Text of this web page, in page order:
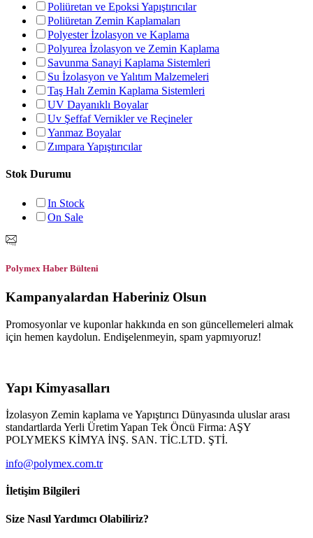
Poliüretan ve Epoksi Yapıştırıcılar
Poliüretan Zemin Kaplamaları
Polyester İzolasyon ve Kaplama
Polyurea İzolasyon ve Zemin Kaplama
Savunma Sanayi Kaplama Sistemleri
Su İzolasyon ve Yalıtım Malzemeleri
Taş Halı Zemin Kaplama Sistemleri
UV Dayanıklı Boyalar
Uv Şeffaf Vernikler ve Reçineler
Yanmaz Boyalar
Zımpara Yapıştırıcılar
Stok Durumu
In Stock
On Sale
Polymex Haber Bülteni
Kampanyalardan Haberiniz Olsun
Promosyonlar ve kuponlar hakkında en son güncellemeleri almak
için hemen kaydolun. Endişelenmeyin, spam yapmıyoruz!
Yapı Kimyasalları
İzolasyon Zemin kaplama ve Yapıştırıcı Dünyasında uluslar arası
standartlarda Yerli Üretim Yapan Tek Öncü Firma: AŞY
POLYMEKS KİMYA İNŞ. SAN. TİC.LTD. ŞTİ.
info@polymex.com.tr
İletişim Bilgileri
Size Nasıl Yardımcı Olabiliriz?